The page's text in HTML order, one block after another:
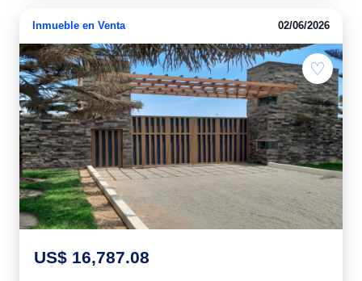
Inmueble en Venta 02/06/2026
♡
US$ 16,787.08